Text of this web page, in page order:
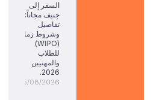
السفر إلى
جنيف مجاناً:
تفاصيل
وشروط زمالة
(WIPO)
للطلاب
والمهنيين
2026.
05/08/2026